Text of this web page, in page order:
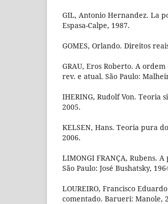
GIL, Antonio Hernandez. La
Espasa-Calpe, 1987.
GOMES, Orlando. Direitos
GRAU, Eros Roberto. A
rev. e atual. São Paulo:
IHERING, Rudolf Von. Teoria
2005.
KELSEN, Hans. Teoria pura
2006.
LIMONGI FRANÇA, Rubens.
São Paulo: José Bushatsky,
LOUREIRO, Francisco
comentado. Barueri: Manole,